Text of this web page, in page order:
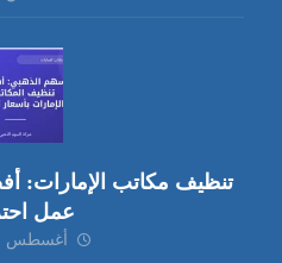
تنظيف مكاتب الإمارات:
عمل
أغسطس 1, 2026